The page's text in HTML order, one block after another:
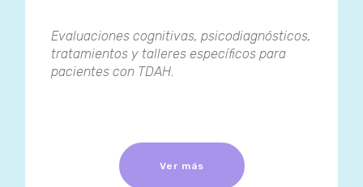
Evaluaciones cognitivas, psicodiagnósticos,
tratamientos y talleres específicos para
pacientes con TDAH.
Ver más